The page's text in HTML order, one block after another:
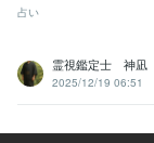
占い
霊視鑑定士 神凪
2025/12/19 06:51